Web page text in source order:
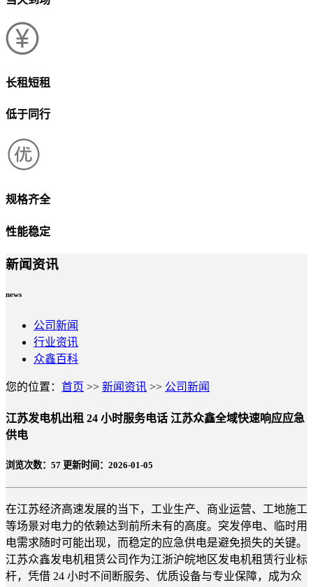
长租短租
低于同行
规格齐全
性能稳定
新闻资讯
news
公司新闻
行业资讯
众鑫百科
您的位置： 首页 >> 新闻资讯 >> 公司新闻
江苏发电机出租 24 小时服务电话 江苏众鑫全域快速响应应急
供电
浏览次数： 57 更新时间：2026-01-05
在江苏经济高速发展的当下，工业生产、商业运营、工地施工
等场景对电力的依赖达到前所未有的高度。突发停电、临时用
电需求随时可能出现，而稳定的应急供电是避免损失的关键。
江苏众鑫发电机租赁公司作为江浙沪皖地区发电机租赁行业标
杆，凭借 24 小时不间断服务、优质设备与专业保障，成为众